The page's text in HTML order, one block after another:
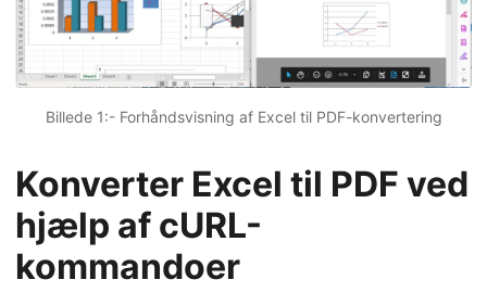
Billede 1:- Forhåndsvisning af Excel til PDF-konvertering
Konverter Excel til PDF ved
hjælp af cURL-
kommandoer